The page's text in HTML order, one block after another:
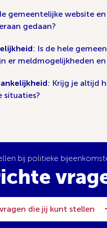
gemeentelijke website
gedaan?
: Is de hele
er meldmogelijkheden
: Krijg je altijd
situaties?
bij politieke
die jij kunt stellen